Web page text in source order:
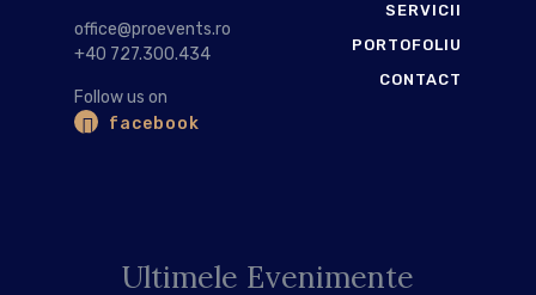
office@proevents.ro
+40 727.300.434
Follow us on
facebook
SERVICII
PORTOFOLIU
CONTACT
Ultimele Evenimente